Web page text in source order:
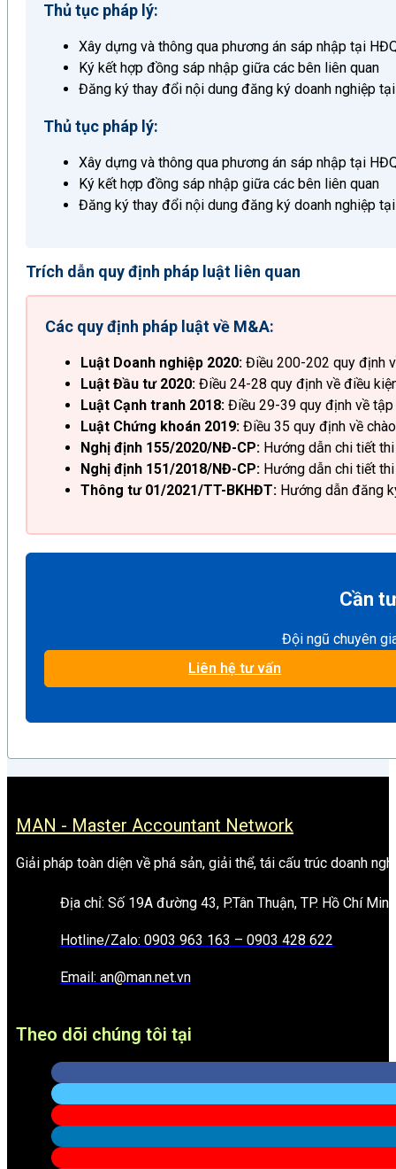
Thủ tục pháp lý:
Xây dựng và thông qua phương án sáp nhập tại
Ký kết hợp đồng sáp nhập giữa các bên liên quan
Đăng ký thay đổi nội dung đăng ký doanh nghiệp
Thủ tục pháp lý:
Xây dựng và thông qua phương án sáp nhập tại
Ký kết hợp đồng sáp nhập giữa các bên liên quan
Đăng ký thay đổi nội dung đăng ký doanh nghiệp
Trích dẫn quy định pháp luật liên quan
Các quy định pháp luật về M&A:
Luật Doanh nghiệp 2020: Điều 200-202 quy định
Luật Đầu tư 2020: Điều 24-28 quy định về điều
Luật Cạnh tranh 2018: Điều 29-39 quy định về tập
Luật Chứng khoán 2019: Điều 35 quy định về
Nghị định 155/2020/NĐ-CP: Hướng dẫn chi tiết
Nghị định 151/2018/NĐ-CP: Hướng dẫn chi tiết
Thông tư 01/2021/TT-BKHĐT: Hướng dẫn đăng
Cần
Đội ngũ chuyên
Liên hệ tư vấn
MAN - Master Accountant Network
Giải pháp toàn diện về phá sản, giải thể, tái cấu trúc doanh
Địa chỉ: Số 19A đường 43, P.Tân Thuận, TP. Hồ Chí Minh
Hotline/Zalo: 0903 963 163 – 0903 428 622
Email: an@man.net.vn
Theo dõi chúng tôi tại